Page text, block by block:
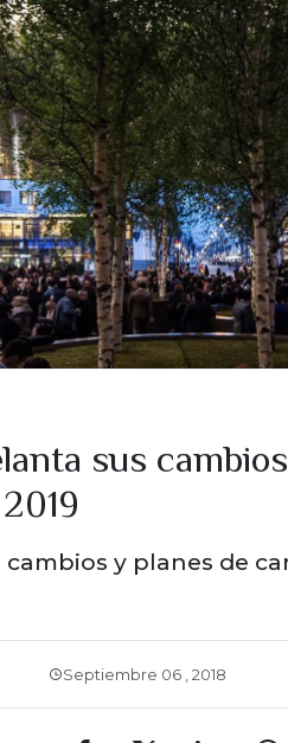
sus
y planes de
Septiembre 06 , 2018